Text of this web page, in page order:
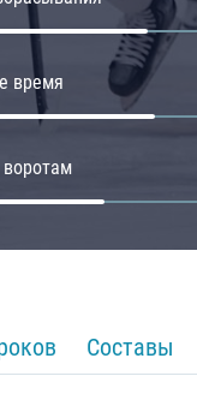
время
Составы